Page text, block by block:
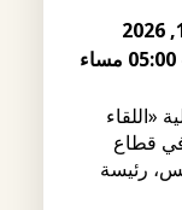
05:00 مساء
«اللقاء
قطاع
رئيسة